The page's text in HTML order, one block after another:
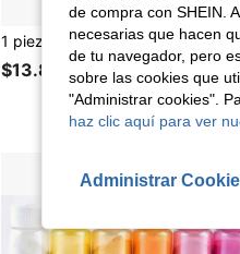
$13.890
de compra con SHEIN.
necesarias que hacen
de tu navegador, pero
sobre las cookies que
"Administrar cookies".
haz clic aquí para ver
Administrar